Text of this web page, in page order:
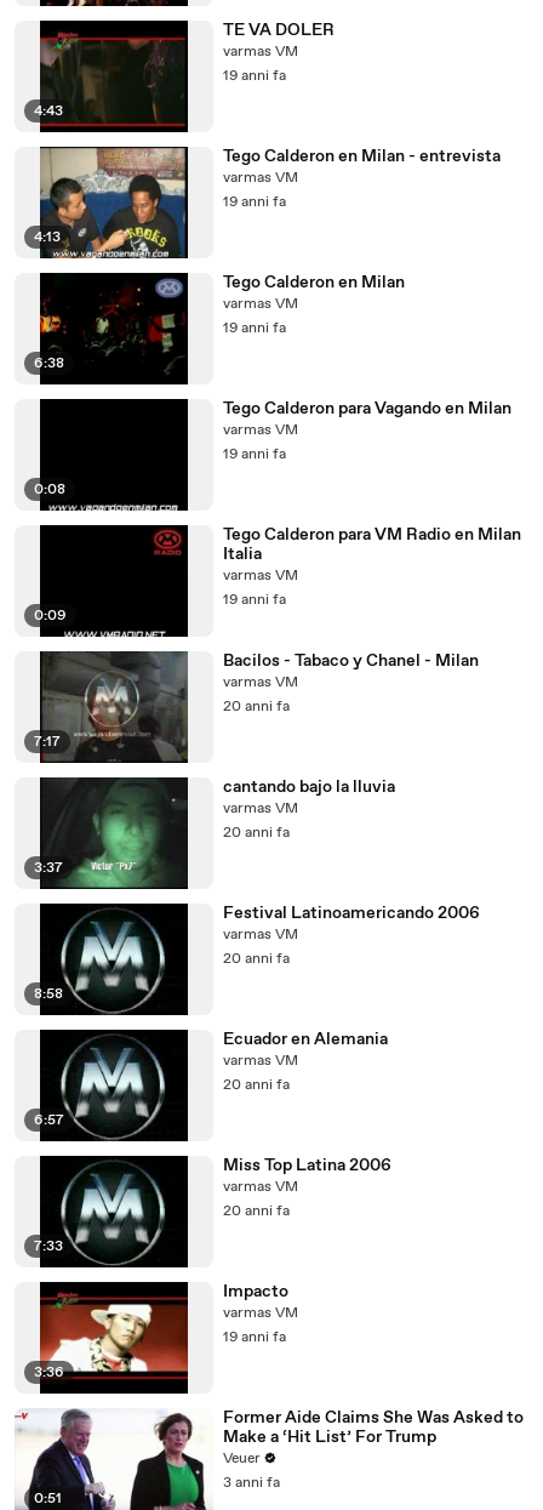
4:43
TE VA DOLER
varmas VM
19 anni fa
4:13
Tego Calderon en Milan - entrevista
varmas VM
19 anni fa
6:38
Tego Calderon en Milan
varmas VM
19 anni fa
0:08
Tego Calderon para Vagando en Milan
varmas VM
19 anni fa
0:09
Tego Calderon para VM Radio en Milan
Italia
varmas VM
19 anni fa
7:17
Bacilos - Tabaco y Chanel - Milan
varmas VM
20 anni fa
3:37
cantando bajo la lluvia
varmas VM
20 anni fa
8:58
Festival Latinoamericando 2006
varmas VM
20 anni fa
6:57
Ecuador en Alemania
varmas VM
20 anni fa
7:33
Miss Top Latina 2006
varmas VM
20 anni fa
3:36
Impacto
varmas VM
19 anni fa
0:51
Former Aide Claims She Was Asked to
Make a ‘Hit List’ For Trump
Veuer
3 anni fa